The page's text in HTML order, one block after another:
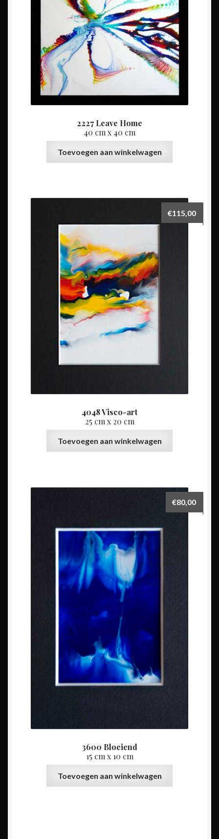
2227 Leave Home
40 cm x 40 cm
Toevoegen aan winkelwagen
4048 Visco-art
25 cm x 20 cm
€115,00
Toevoegen aan winkelwagen
3600 Bloeiend
15 cm x 10 cm
€80,00
Toevoegen aan winkelwagen